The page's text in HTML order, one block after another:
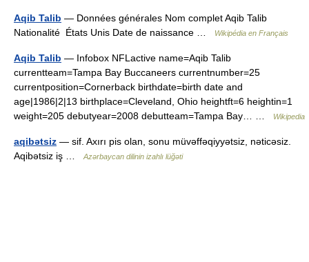
Aqib Talib — Données générales Nom complet Aqib Talib
Nationalité États Unis Date de naissance …
Wikipédia en Français
Aqib Talib — Infobox NFLactive name=Aqib Talib
currentteam=Tampa Bay Buccaneers currentnumber=25
currentposition=Cornerback birthdate=birth date and
age|1986|2|13 birthplace=Cleveland, Ohio heightft=6 heightin=1
weight=205 debutyear=2008 debutteam=Tampa Bay… …
Wikipedia
aqibətsiz — sif. Axırı pis olan, sonu müvəffəqiyyətsiz, nəticəsiz.
Aqibətsiz iş …
Azərbaycan dilinin izahlı lüğəti